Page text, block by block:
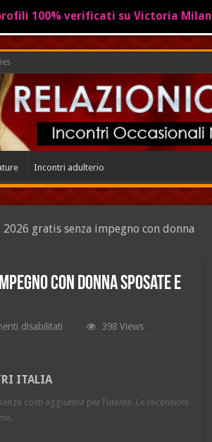
Incontri adulterio
gratis senza impegno con donna
con donna sposate e
disabilitatisu
impegno
398 Views
ITALIA
costi aggiuntivi per l’utente. Le recensioni
100% verificati su Victoria Milan